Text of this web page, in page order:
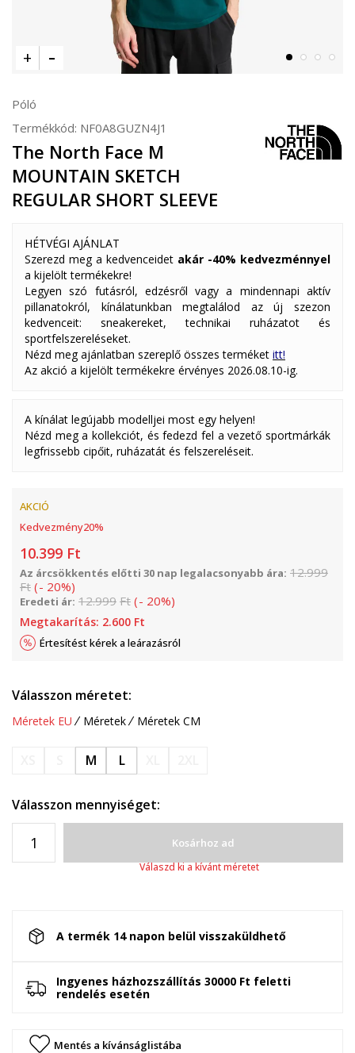
Póló
Termékkód: NF0A8GUZN4J1
The North Face M
MOUNTAIN SKETCH
REGULAR SHORT SLEEVE
HÉTVÉGI AJÁNLAT
Szerezd meg a kedvenceidet akár -40% kedvezménnyel
a kijelölt termékekre!
Legyen szó futásról, edzésről vagy a mindennapi aktív
pillanatokról, kínálatunkban megtalálod az új szezon
kedvenceit: sneakereket, technikai ruházatot és
sportfelszereléseket.
Nézd meg ajánlatban szereplő összes terméket itt!
Az akció a kijelölt termékekre érvényes 2026.08.10-ig.
A kínálat legújabb modelljei most egy helyen!
Nézd meg a kollekciót, és fedezd fel a vezető sportmárkák
legfrissebb cipőit, ruházatát és felszereléseit.
AKCIÓ
Kedvezmény20%
10.399 Ft
Az árcsökkentés előtti 30 nap legalacsonyabb ára: 12.999
Ft (- 20%)
Eredeti ár: 12.999 Ft (- 20%)
Megtakarítás: 2.600 Ft
Értesítést kérek a leárazásról
Válasszon méretet:
Méretek EU Méretek Méretek CM
M L
Válasszon mennyiséget:
Kosárhoz ad
Válaszd ki a kívánt méretet
A termék 14 napon belül visszaküldhető
Ingyenes házhozszállítás 30000 Ft feletti
rendelés esetén
Mentés a kívánságlistába